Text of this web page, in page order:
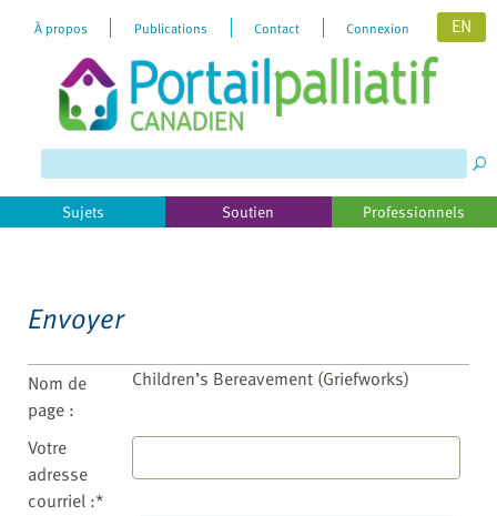
website
includes
an
À propos Publications Contact Connexion EN
Sujets Soutien Professionnels
Envoyer
Nom de
page :
Children’s Bereavement (Griefworks)
Votre
adresse
courriel :*